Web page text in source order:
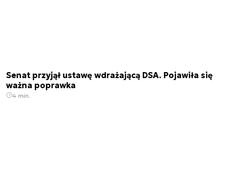
Senat przyjął ustawę wdrażającą DSA. Pojawiła się
ważna poprawka
4 min.